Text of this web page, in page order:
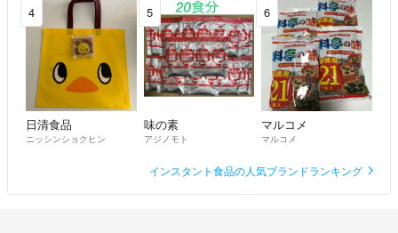
4
日清食品
ニッシンショクヒン
5
味の素
アジノモト
6
マルコメ
マルコメ
インスタント食品の人気ブランドランキング